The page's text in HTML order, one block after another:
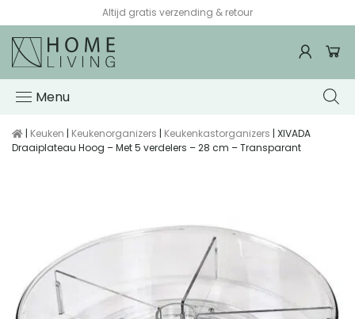
Altijd gratis verzending & retour
Menu
| Keuken | Keukenorganizers | Keukenkastorganizers | XIVADA
Draaiplateau Hoog – Met 5 verdelers – 28 cm – Transparant